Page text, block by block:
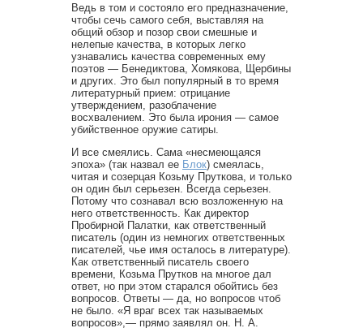
Ведь в том и состояло его предназначение,
чтобы сечь самого себя, выставляя на
общий обзор и позор свои смешные и
нелепые качества, в которых легко
узнавались качества современных ему
поэтов — Бенедиктова, Хомякова, Щербины
и других. Это был популярный в то время
литературный прием: отрицание
утверждением, разоблачение
восхвалением. Это была ирония — самое
убийственное оружие сатиры.
И все смеялись. Сама «несмеющаяся
эпоха» (так назвал ее Блок) смеялась,
читая и созерцая Козьму Пруткова, и только
он один был серьезен. Всегда серьезен.
Потому что сознавал всю возложенную на
него ответственность. Как директор
Пробирной Палатки, как ответственный
писатель (один из немногих ответственных
писателей, чье имя осталось в литературе).
Как ответственный писатель своего
времени, Козьма Прутков на многое дал
ответ, но при этом старался обойтись без
вопросов. Ответы — да, но вопросов чтоб
не было. «Я враг всех так называемых
вопросов»,— прямо заявлял он. Н. А.